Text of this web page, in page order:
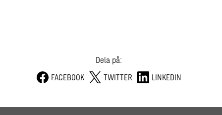
Dela på:
FACEBOOK
TWITTER LINKEDIN